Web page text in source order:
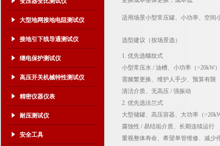
大型地网接地电阻测试仪
接地引下线导通测试仪
继电保护测试仪
高压开关机械特性测试仪
精密仪器仪表
耐压测试仪
安全工具
适用场景小型常压罐、小功率、空间
选型建议（按场景选）
1. 优先选螺纹式
小型常压水 / 油槽、小功率（<20kW
需频繁更换、维护人手少、预算有限
清洁介质、无高压 / 强振动
2. 优先选法兰式
大型储罐、高压容器、大功率（
腐蚀性 / 易结垢介质、长期连续运行
重视整体寿命、希望单管维修、减少